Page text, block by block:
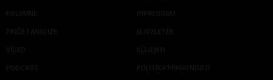
KOLUMNE
PRIČE I ANALIZE
VIDEO
PODCAST
IMPRESSUM
NJUZLETER
KLIJENTI
POLITIKA PRIVATNOSTI